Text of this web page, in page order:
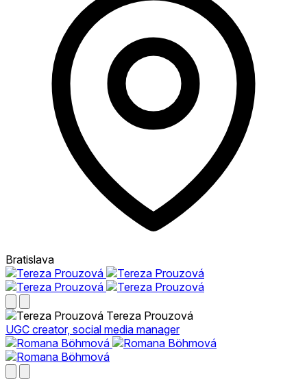
Bratislava
Tereza Prouzová
UGC creator, social media manager